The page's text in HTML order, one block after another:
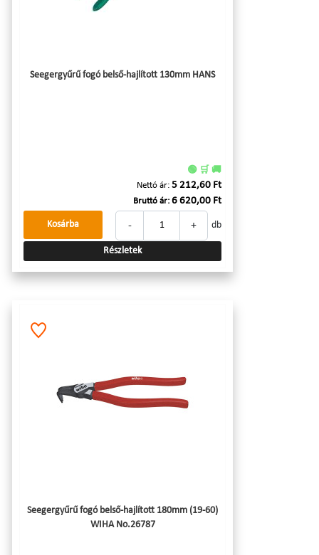
Seegergyűrű fogó belső-hajlított 130mm HANS
🟢 🛒 🚚
Nettó ár: 5 212,60 Ft
Bruttó ár: 6 620,00 Ft
- + db
Kosárba
Részletek
Seegergyűrű fogó belső-hajlított 180mm (19-60)
WIHA No.26787